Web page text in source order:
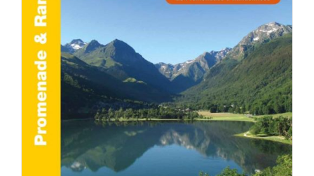
ACHETER LE PRODUIT / DÉTAILS